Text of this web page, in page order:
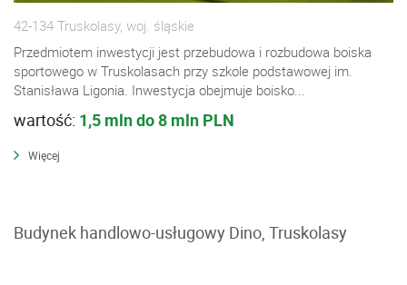
42-134 Truskolasy, woj. śląskie
Przedmiotem inwestycji jest przebudowa i rozbudowa boiska
sportowego w Truskolasach przy szkole podstawowej im.
Stanisława Ligonia. Inwestycja obejmuje boisko...
wartość: 1,5 mln do 8 mln PLN
Więcej
Budynek handlowo-usługowy Dino, Truskolasy